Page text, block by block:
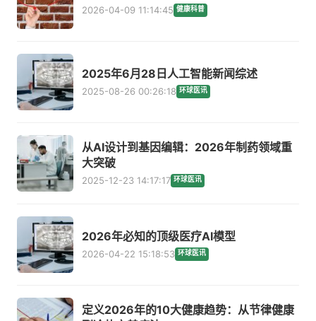
2026-04-09 11:14:45 健康科普
2025年6月28日人工智能新闻综述
2025-08-26 00:26:18 环球医讯
从AI设计到基因编辑：2026年制药领域重
大突破
2025-12-23 14:17:17 环球医讯
2026年必知的顶级医疗AI模型
2026-04-22 15:18:53 环球医讯
定义2026年的10大健康趋势：从节律健康